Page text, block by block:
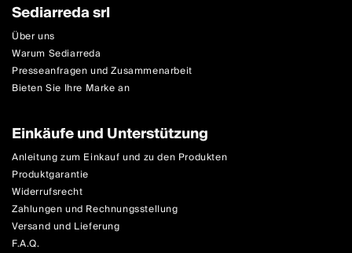
Sediarreda srl
Über uns
Warum Sediarreda
Presseanfragen und Zusammenarbeit
Bieten Sie Ihre Marke an
Einkäufe und Unterstützung
Anleitung zum Einkauf und zu den Produkten
Produktgarantie
Widerrufsrecht
Zahlungen und Rechnungsstellung
Versand und Lieferung
F.A.Q.